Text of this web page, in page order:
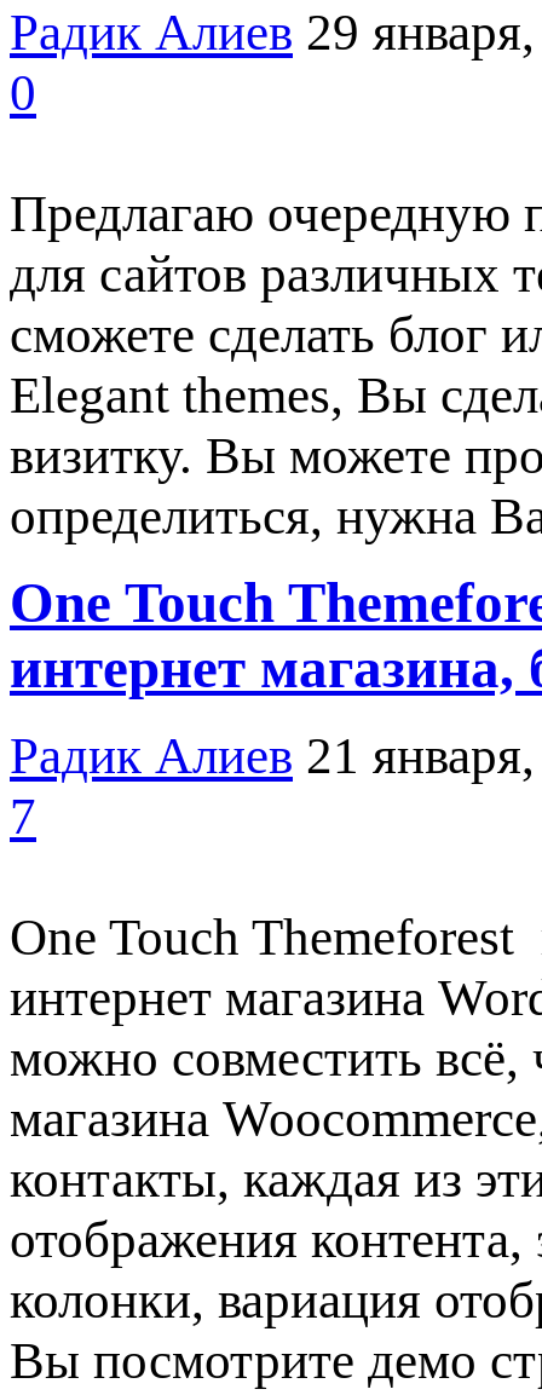
Радик Алиев 29
0
Предлагаю очередную
для сайтов
сможете сделать блог
Elegant themes, Вы
визитку. Вы можете
определиться, нужна
One Touch
интернет
Радик Алиев 21
7
One Touch
интернет магазина
можно совместить всё,
магазина
контакты, каждая из
отображения
колонки, вариация
Вы посмотрите демо